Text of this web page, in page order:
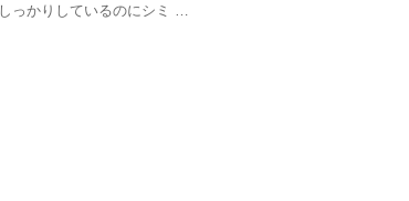
しっかりしているのにシミ …